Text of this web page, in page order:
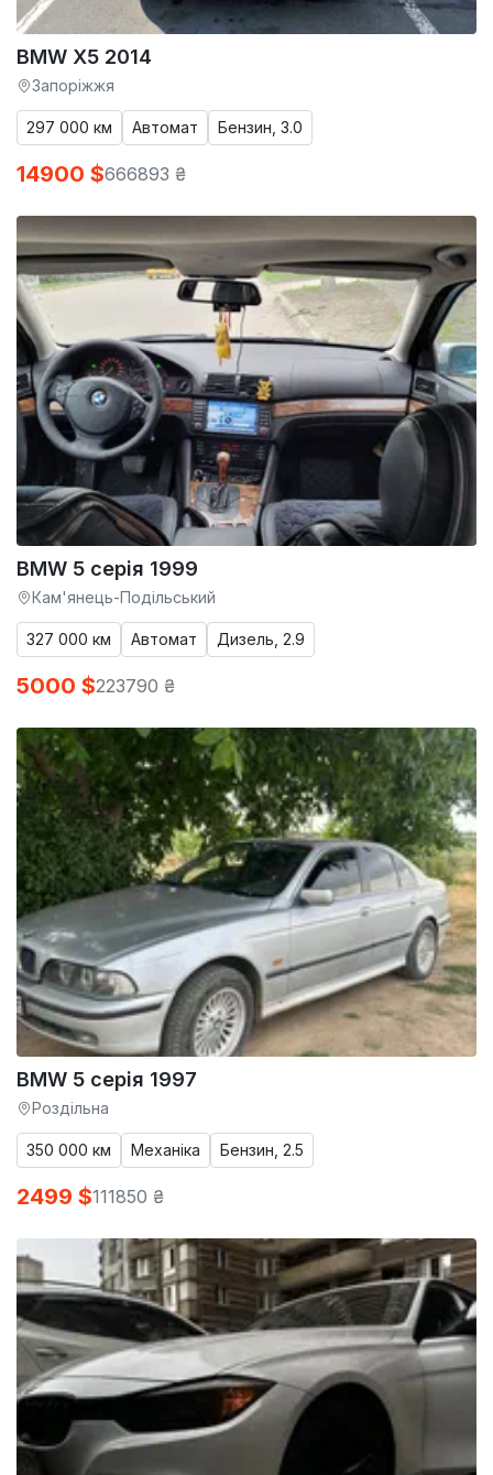
BMW X5 2014
Запоріжжя
297 000 км Автомат Бензин, 3.0
14900 $666893 ₴
BMW 5 серія 1999
Кам'янець-Подільський
327 000 км Автомат Дизель, 2.9
5000 $223790 ₴
BMW 5 серія 1997
Роздільна
350 000 км Механіка Бензин, 2.5
2499 $111850 ₴